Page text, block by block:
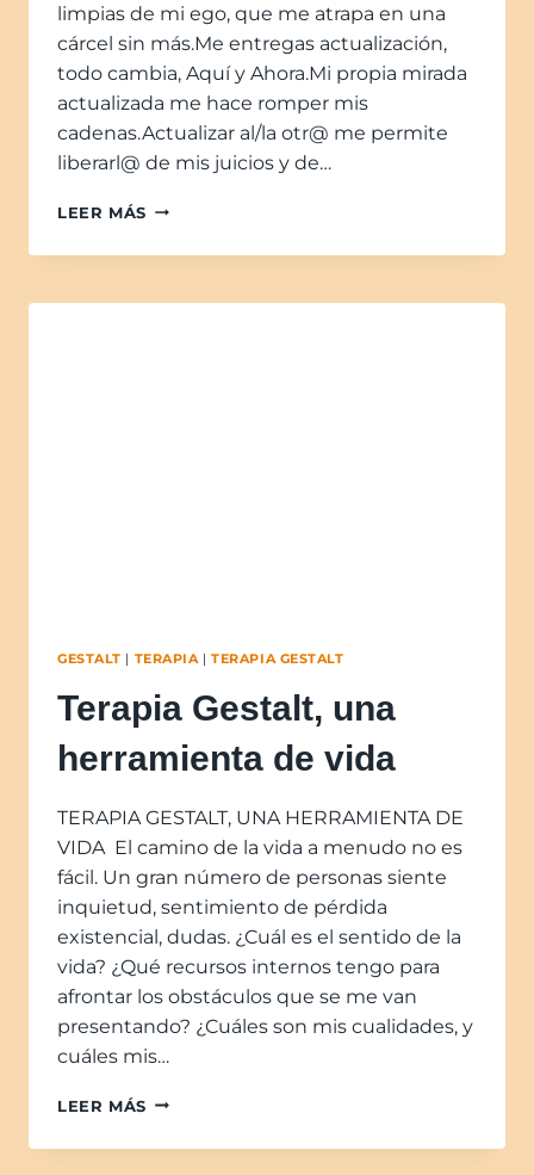
limpias de mi ego, que me atrapa en una
cárcel sin más.Me entregas actualización,
todo cambia, Aquí y Ahora.Mi propia mirada
actualizada me hace romper mis
cadenas.Actualizar al/la otr@ me permite
liberarl@ de mis juicios y de…
LEER MÁS
GESTALT | TERAPIA|TERAPIA GESTALT
Terapia Gestalt, una
herramienta de vida
TERAPIA GESTALT, UNA HERRAMIENTA DE
VIDA El camino de la vida a menudo no es
fácil. Un gran número de personas siente
inquietud, sentimiento de pérdida
existencial, dudas. ¿Cuál es el sentido de la
vida? ¿Qué recursos internos tengo para
afrontar los obstáculos que se me van
presentando? ¿Cuáles son mis cualidades, y
cuáles mis…
LEER MÁS